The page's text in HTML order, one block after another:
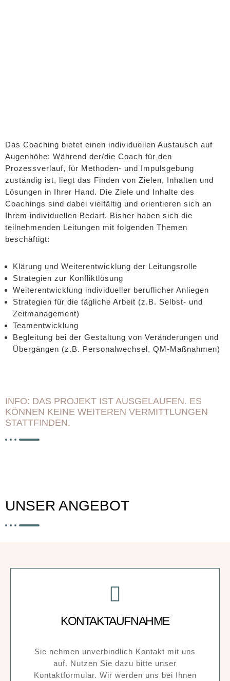
Das Coaching bietet einen individuellen Austausch auf
Augenhöhe: Während der/die Coach für den
Prozessverlauf, für Methoden- und Impulsgebung
zuständig ist, liegt das Finden von Zielen, Inhalten und
Lösungen in Ihrer Hand. Die Ziele und Inhalte des
Coachings sind dabei vielfältig und orientieren sich an
Ihrem individuellen Bedarf. Bisher haben sich die
teilnehmenden Leitungen mit folgenden Themen
beschäftigt:
Klärung und Weiterentwicklung der Leitungsrolle
Strategien zur Konfliktlösung
Weiterentwicklung individueller beruflicher Anliegen
Strategien für die tägliche Arbeit (z.B. Selbst- und
Zeitmanagement)
Teamentwicklung
Begleitung bei der Gestaltung von Veränderungen und
Übergängen (z.B. Personalwechsel, QM-Maßnahmen)
INFO: DAS PROJEKT IST AUSGELAUFEN. ES
KÖNNEN KEINE WEITEREN VERMITTLUNGEN
STATTFINDEN.
UNSER ANGEBOT
KONTAKTAUFNAHME
Sie nehmen unverbindlich Kontakt mit uns
auf. Nutzen Sie dazu bitte unser
Kontaktformular. Wir werden uns bei Ihnen